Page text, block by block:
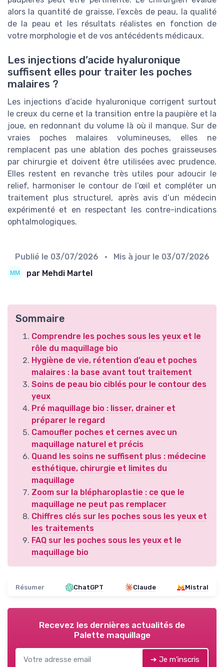
alors la quantité de graisse, l’excès de peau, la qualité
de la peau et les résultats réalistes en fonction de
votre morphologie et de vos antécédents médicaux.
Les injections d’acide hyaluronique
suffisent elles pour traiter les poches
malaires ?
Les injections d’acide hyaluronique corrigent surtout
le creux du cerne et la transition entre la paupière et la
joue, en redonnant du volume là où il manque. Sur de
vraies poches malaires volumineuses, elles ne
remplacent pas une ablation des poches graisseuses
par chirurgie et doivent être utilisées avec prudence.
Elles restent en revanche très utiles pour adoucir le
relief, harmoniser le contour de l’œil et compléter un
traitement plus structurel, après avis d’un médecin
expérimenté et en respectant les contre-indications
ophtalmologiques.
Publié le 03/07/2026 • Mis à jour le 03/07/2026
par Mehdi Martel
Sommaire
Comprendre les poches sous les yeux et le
rôle du maquillage bio
Hygiène de vie, rétention d’eau et poches
malaires : la base avant tout traitement
Soins de peau bio ciblés pour le contour des
yeux
Pré maquillage bio : lisser, drainer et
préparer le regard
Camoufler poches et cernes avec un
maquillage naturel et précis
Quand les soins ne suffisent plus : médecine
esthétique, chirurgie et limites du
maquillage
Zoom sur la blépharoplastie : ce que le
maquillage ne peut pas remplacer
Chiffres clés sur les poches sous les yeux et
les traitements
FAQ sur les poches sous les yeux et le
maquillage bio
Résumer ChatGPT Claude Mistral
Recevez les dernières actualités de
Palette maquillage
➔ Je m'inscris